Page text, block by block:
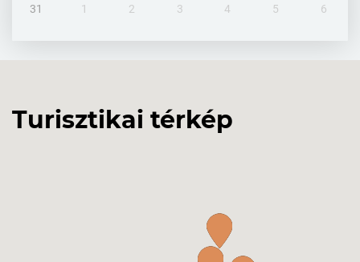
31 1 2 3 4 5 6
Turisztikai térkép